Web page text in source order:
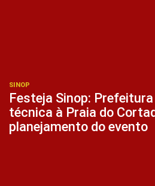
SINOP
Festeja Sinop:
técnica à Praia do
planejamento do evento